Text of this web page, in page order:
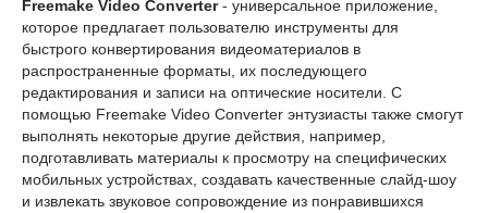
Freemake Video Converter- универсальное приложение,
которое предлагает пользователю инструменты для
быстрого конвертирования видеоматериалов в
распространенные форматы, их последующего
редактирования и записи на оптические носители. С
помощью Freemake Video Converter энтузиасты также смогут
выполнять некоторые другие действия, например,
подготавливать материалы к просмотру на специфических
мобильных устройствах, создавать качественные слайд-шоу
и извлекать звуковое сопровождение из понравившихся